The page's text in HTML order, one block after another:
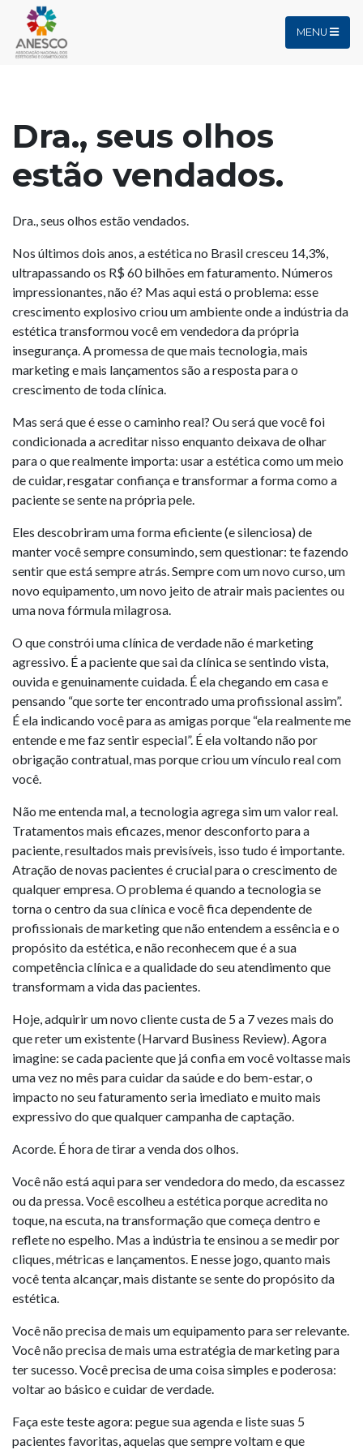
MENU
Dra., seus olhos
estão vendados.
Dra., seus olhos estão vendados.
Nos últimos dois anos, a estética no Brasil cresceu 14,3%,
ultrapassando os R$ 60 bilhões em faturamento. Números
impressionantes, não é? Mas aqui está o problema: esse
crescimento explosivo criou um ambiente onde a indústria da
estética transformou você em vendedora da própria
insegurança. A promessa de que mais tecnologia, mais
marketing e mais lançamentos são a resposta para o
crescimento de toda clínica.
Mas será que é esse o caminho real? Ou será que você foi
condicionada a acreditar nisso enquanto deixava de olhar
para o que realmente importa: usar a estética como um meio
de cuidar, resgatar confiança e transformar a forma como a
paciente se sente na própria pele.
Eles descobriram uma forma eficiente (e silenciosa) de
manter você sempre consumindo, sem questionar: te fazendo
sentir que está sempre atrás. Sempre com um novo curso, um
novo equipamento, um novo jeito de atrair mais pacientes ou
uma nova fórmula milagrosa.
O que constrói uma clínica de verdade não é marketing
agressivo. É a paciente que sai da clínica se sentindo vista,
ouvida e genuinamente cuidada. É ela chegando em casa e
pensando “que sorte ter encontrado uma profissional assim”.
É ela indicando você para as amigas porque “ela realmente me
entende e me faz sentir especial”. É ela voltando não por
obrigação contratual, mas porque criou um vínculo real com
você.
Não me entenda mal, a tecnologia agrega sim um valor real.
Tratamentos mais eficazes, menor desconforto para a
paciente, resultados mais previsíveis, isso tudo é importante.
Atração de novas pacientes é crucial para o crescimento de
qualquer empresa. O problema é quando a tecnologia se
torna o centro da sua clínica e você fica dependente de
profissionais de marketing que não entendem a essência e o
propósito da estética, e não reconhecem que é a sua
competência clínica e a qualidade do seu atendimento que
transformam a vida das pacientes.
Hoje, adquirir um novo cliente custa de 5 a 7 vezes mais do
que reter um existente (Harvard Business Review). Agora
imagine: se cada paciente que já confia em você voltasse mais
uma vez no mês para cuidar da saúde e do bem-estar, o
impacto no seu faturamento seria imediato e muito mais
expressivo do que qualquer campanha de captação.
Acorde. É hora de tirar a venda dos olhos.
Você não está aqui para ser vendedora do medo, da escassez
ou da pressa. Você escolheu a estética porque acredita no
toque, na escuta, na transformação que começa dentro e
reflete no espelho. Mas a indústria te ensinou a se medir por
cliques, métricas e lançamentos. E nesse jogo, quanto mais
você tenta alcançar, mais distante se sente do propósito da
estética.
Você não precisa de mais um equipamento para ser relevante.
Você não precisa de mais uma estratégia de marketing para
ter sucesso. Você precisa de uma coisa simples e poderosa:
voltar ao básico e cuidar de verdade.
Faça este teste agora: pegue sua agenda e liste suas 5
pacientes favoritas, aquelas que sempre voltam e que